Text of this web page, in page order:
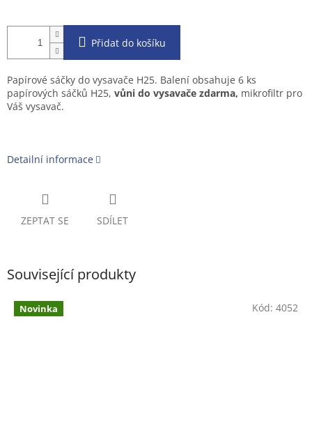
Přidat do košíku
Papírové sáčky do vysavače H25. Balení obsahuje 6 ks
papírových sáčků H25, vůni do vysavače zdarma, mikrofiltr pro
Váš vysavač.
Detailní informace
ZEPTAT SE SDÍLET
Související produkty
Novinka Kód: 4052